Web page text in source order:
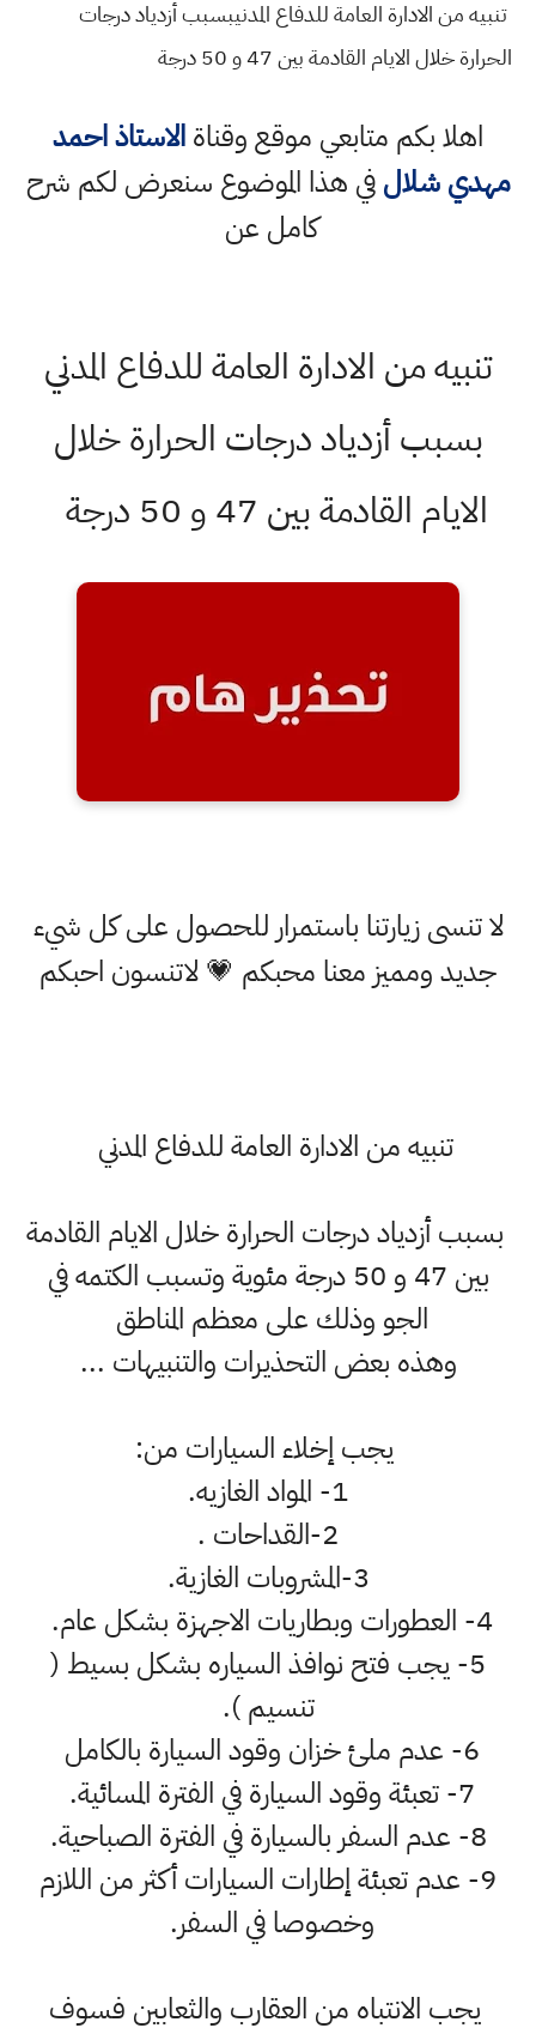
تنبيه من الادارة العامة للدفاع المدنيبسبب أزدياد درجات
الحرارة خلال الايام القادمة بين 47 و 50 درجة
اهلا بكم متابعي موقع وقناةالاستاذ احمد
مهدي شلالفي هذا الموضوع سنعرض لكم شرح
كامل عن
تنبيه من الادارة العامة للدفاع المدني
بسبب أزدياد درجات الحرارة خلال
الايام القادمة بين 47 و 50 درجة
لا تنسى زيارتنا باستمرار للحصول على كل شيء
جديد ومميز معنا محبكم 💗 لاتنسون احبكم
تنبيه من الادارة العامة للدفاع المدني
بسبب أزدياد درجات الحرارة خلال الايام القادمة
بين 47 و 50 درجة مئوية وتسبب الكتمه في
الجو وذلك على معظم المناطق
وهذه بعض التحذيرات والتنبيهات ...
يجب إخلاء السيارات من:
1- المواد الغازيه.
2-القداحات .
3-المشروبات الغازية.
4- العطورات وبطاريات الاجهزة بشكل عام.
5- يجب فتح نوافذ السياره بشكل بسيط (
تنسيم ).
6- عدم ملئ خزان وقود السيارة بالكامل
7- تعبئة وقود السيارة في الفترة المسائية.
8- عدم السفر بالسيارة في الفترة الصباحية.
9- عدم تعبئة إطارات السيارات أكثر من اللازم
وخصوصا في السفر.
يجب الانتباه من العقارب والثعابين فسوف